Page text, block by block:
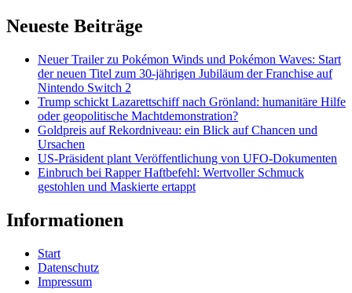
Neueste Beiträge
Neuer Trailer zu Pokémon Winds und Pokémon Waves: Start
der neuen Titel zum 30-jährigen Jubiläum der Franchise auf
Nintendo Switch 2
Trump schickt Lazarettschiff nach Grönland: humanitäre Hilfe
oder geopolitische Machtdemonstration?
Goldpreis auf Rekordniveau: ein Blick auf Chancen und
Ursachen
US-Präsident plant Veröffentlichung von UFO-Dokumenten
Einbruch bei Rapper Haftbefehl: Wertvoller Schmuck
gestohlen und Maskierte ertappt
Informationen
Start
Datenschutz
Impressum